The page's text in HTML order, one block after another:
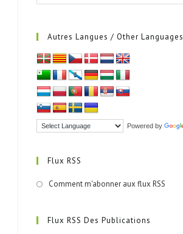
Autres Langues / Other Languages
Powered by
Flux RSS
Comment m'abonner aux flux RSS
Flux RSS Des Publications